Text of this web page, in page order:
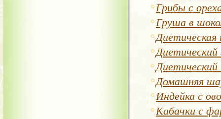
Грибы с
Груша в
Диетическая
Диетический
Домашняя
Индейка с
Кабачки с